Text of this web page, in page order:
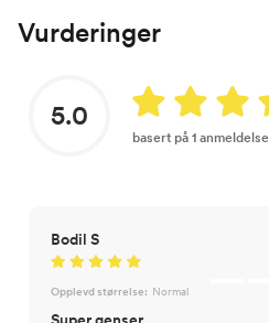
Vurderinger
5.0
basert på 1 anmeldelse
Bodil S
Opplevd størrelse: Normal